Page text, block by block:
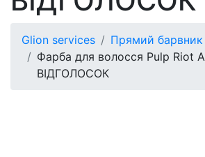
Glion services
Прямий барвник
Фарба для волосся Pulp Riot
ВІДГОЛОСОК